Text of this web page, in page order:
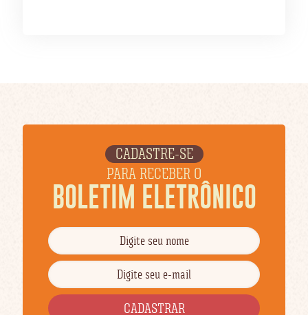
CADASTRE-SE
PARA RECEBER O
BOLETIM ELETRÔNICO